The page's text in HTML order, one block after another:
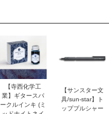
【寺西化学工
業】ギタースパ
ークルインキ (ミ
【サンスター文
具/sun-star】ト
ッププルシャー